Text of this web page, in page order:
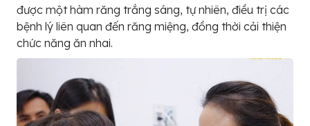
được một hàm răng trắng sáng, tự nhiên, điều trị các
bệnh lý liên quan đến răng miệng, đồng thời cải thiện
chức năng ăn nhai.